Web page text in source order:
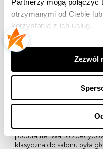
Partnerzy mogą
otrzymanymi od Ciebie
korzystania z ich usług.
Zezwól
Lampy dostępne w naszym
tym, którym zależy na
klasycznych aranżacji w
szczególnie polecamy
wysokim poziomem
Wzorowo radzą sobie z
z całą pewnością
domownikom, jak i
do salonu to
oświetlenie mieszkania.
popularne. Warto
klasyczna do salonu była